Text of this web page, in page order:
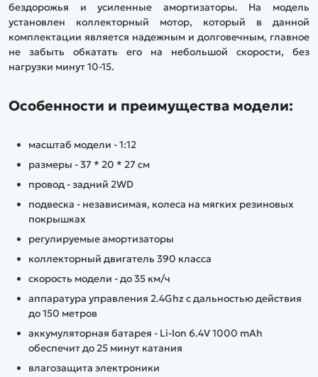
бездорожья и усиленные амортизаторы. На модель
установлен коллекторный мотор, который в данной
комплектации является надежным и долговечным, главное
не забыть обкатать его на небольшой скорости, без
нагрузки минут 10-15.
Особенности и преимущества модели:
масштаб модели - 1:12
размеры - 37 * 20 * 27 см
провод - задний 2WD
подвеска - независимая, колеса на мягких резиновых
покрышках
регулируемые амортизаторы
коллекторный двигатель 390 класса
скорость модели - до 35 км/ч
аппаратура управления 2.4Ghz с дальностью действия
до 150 метров
аккумуляторная батарея - Li-Ion 6.4V 1000 mAh
обеспечит до 25 минут катания
влагозащита электроники